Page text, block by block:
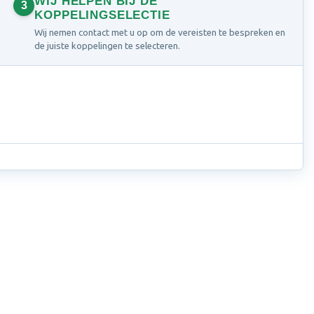
3
KOPPELINGSELECTIE
Wij nemen contact met u op om de vereisten te bespreken en
de juiste koppelingen te selecteren.